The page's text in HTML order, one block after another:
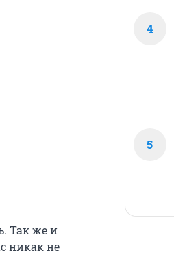
Так же и
никак не
4
5